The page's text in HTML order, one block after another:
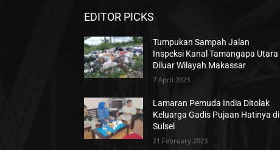
EDITOR PICKS
Tumpukan Sampah Jalan
Inspeksi Kanal Tamangapa Utara
Diluar Wilayah Makassar
7 April 2023
Lamaran Pemuda India Ditolak
Keluarga Gadis Pujaan Hatinya di
Sulsel
21 February 2023